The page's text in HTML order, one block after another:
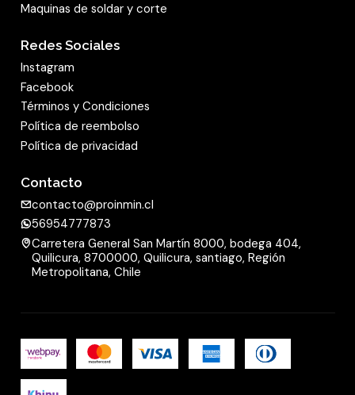
Maquinas de soldar y corte
Redes Sociales
Instagram
Facebook
Términos y Condiciones
Política de reembolso
Política de privacidad
Contacto
contacto@proinmin.cl
56954777873
Carretera General San Martín 8000, bodega 404,
Quilicura, 8700000, Quilicura, santiago, Región
Metropolitana, Chile